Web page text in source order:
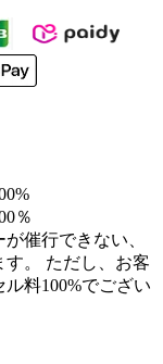
％
催行できない、
。 ただし、お客
料100%でござい